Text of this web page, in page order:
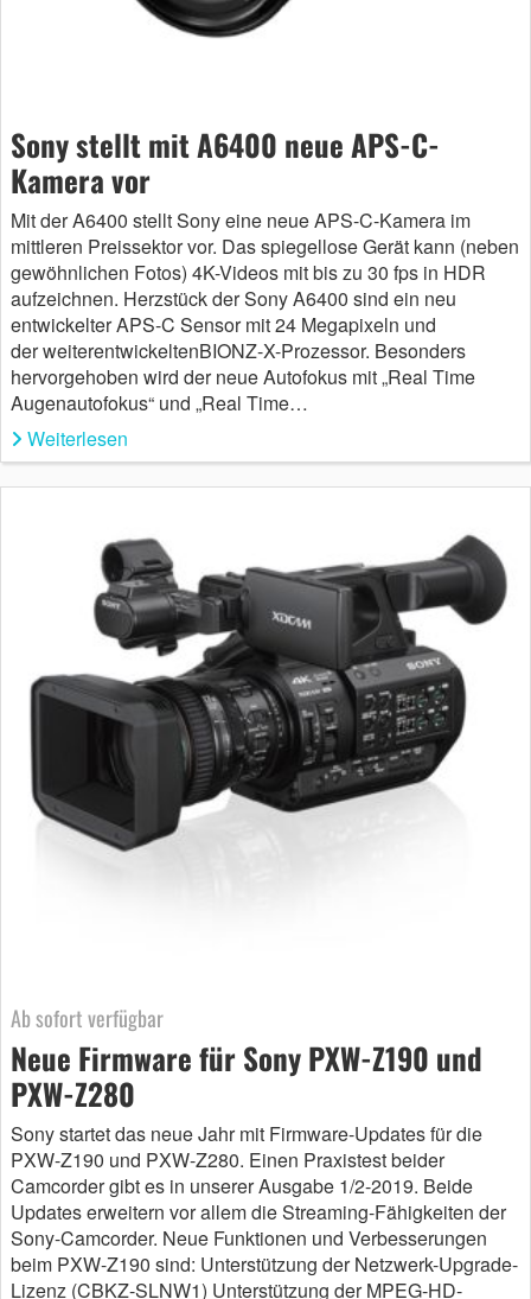
Sony stellt mit A6400 neue APS-C-
Kamera vor
Mit der A6400 stellt Sony eine neue APS-C-Kamera im
mittleren Preissektor vor. Das spiegellose Gerät kann (neben
gewöhnlichen Fotos) 4K-Videos mit bis zu 30 fps in HDR
aufzeichnen. Herzstück der Sony A6400 sind ein neu
entwickelter APS-C Sensor mit 24 Megapixeln und
der weiterentwickeltenBIONZ-X-Prozessor. Besonders
hervorgehoben wird der neue Autofokus mit „Real Time
Augenautofokus“ und „Real Time…
Weiterlesen
Ab sofort verfügbar
Neue Firmware für Sony PXW-Z190 und
PXW-Z280
Sony startet das neue Jahr mit Firmware-Updates für die
PXW-Z190 und PXW-Z280. Einen Praxistest beider
Camcorder gibt es in unserer Ausgabe 1/2-2019. Beide
Updates erweitern vor allem die Streaming-Fähigkeiten der
Sony-Camcorder. Neue Funktionen und Verbesserungen
beim PXW-Z190 sind: Unterstützung der Netzwerk-Upgrade-
Lizenz (CBKZ-SLNW1) Unterstützung der MPEG-HD-